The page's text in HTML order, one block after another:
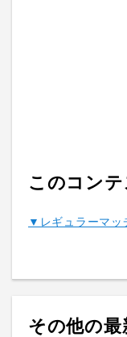
このコン
▼レギュラーマッ
その他の最